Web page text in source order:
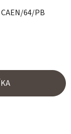
CAEN/64/PB